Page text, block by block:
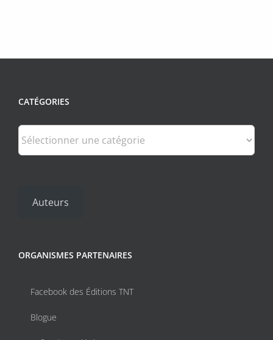
CATÉGORIES
Catégories
Auteurs
ORGANISMES PARTENAIRES
Facebook des Éditions TNT
Blogue